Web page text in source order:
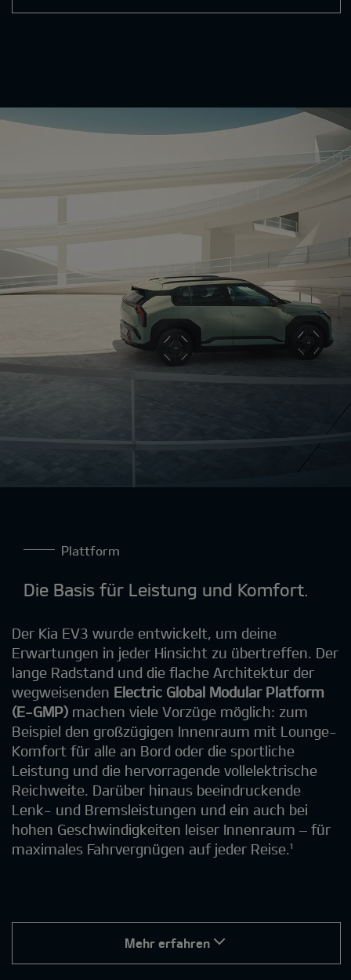
Plattform
Die Basis für Leistung und Komfort.
Der Kia EV3 wurde entwickelt, um deine
Erwartungen in jeder Hinsicht zu übertreffen. Der
lange Radstand und die flache Architektur der
wegweisenden Electric Global Modular Platform
(E-GMP) machen viele Vorzüge möglich: zum
Beispiel den großzügigen Innenraum mit Lounge-
Komfort für alle an Bord oder die sportliche
Leistung und die hervorragende vollelektrische
Reichweite. Darüber hinaus beeindruckende
Lenk- und Bremsleistungen und ein auch bei
hohen Geschwindigkeiten leiser Innenraum – für
maximales Fahrvergnügen auf jeder Reise.¹
Mehr erfahren